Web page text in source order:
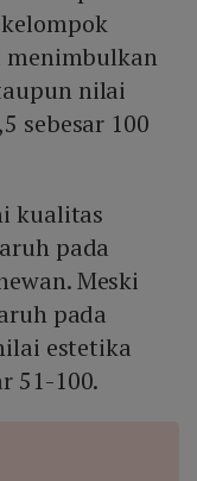
menimbulkan
nilai
sebesar 100
kualitas
pada
Meski
pada
estetika
51-100.